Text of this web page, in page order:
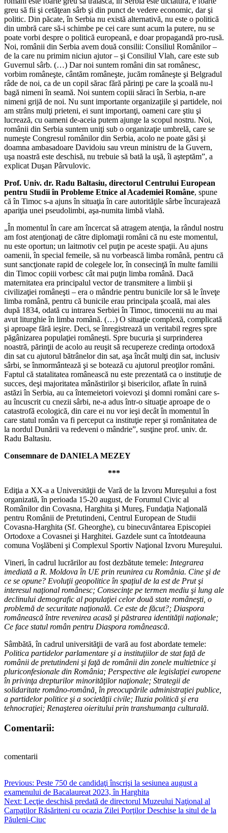
greu să fii şi cetăţean sârb şi din punct de vedere economic, dar şi
politic. Din păcate, în Serbia nu există alternativă, nu este o politică
din umbră care să-i schimbe pe cei care sunt acum la putere, nu se
poate vorbi despre o politică europeană, e doar propagandă pro-rusă.
Noi, românii din Serbia avem două consilii: Consiliul Românilor –
de la care nu primim niciun ajutor – şi Consiliul Vlah, care este sub
Guvernul sârb. (…) Dar noi suntem români din sat românesc,
vorbim româneşte, cântăm româneşte, jucăm româneşte şi Belgradul
râde de noi, ca de un copil sărac fără părinţi pe care la şcoală nu-l
bagă nimeni în seamă. Noi suntem copiii săraci în Serbia, n-are
nimeni grijă de noi. Nu sunt importante organizaţiile şi partidele, noi
am strâns mulţi prieteni, ei sunt importanţi, oameni care ştiu şi
lucrează, cu oameni de-aceia putem ajunge la scopul nostru. Noi,
românii din Serbia suntem uniţi sub o organizaţie umbrelă, care se
numeşte Congresul românilor din Serbia, acolo ne poate găsi şi
doamna ambasadoare Davidoiu sau vreun ministru de la Guvern,
uşa noastră este deschisă, nu trebuie să bată la uşă, îi aşteptăm”, a
explicat Duşan Pârvulovic.
Prof. Univ. dr. Radu Baltasiu, directorul Centrului European
pentru Studii în Probleme Etnice al Academiei Române, spune
că în Timoc s-a ajuns în situaţia în care autorităţile sârbe încurajează
apariţia unei pseudolimbi, aşa-numita limbă vlahă.
„În momentul în care am încercat să atragem atenţia, la rândul nostru
am fost atenţionaţi de către diplomaţii români că nu este momentul,
nu este oportun; un laitmotiv cel puţin pe aceste spaţii. Au ajuns
oamenii, în special femeile, să nu vorbească limba română, pentru că
sunt sancţionate rapid de colegele lor, în consecinţă în multe familii
din Timoc copiii vorbesc cât mai puţin limba română. Dacă
maternitatea era principalul vector de transmitere a limbii şi
civilizaţiei româneşti – era o mândrie pentru bunicile lor să le înveţe
limba română, pentru că bunicile erau principala şcoală, mai ales
după 1834, odată cu intrarea Serbiei în Timoc, timocenii nu au mai
avut liturghie în limba română. (…) O situaţie complexă, complicată
şi aproape fără ieşire. Deci, se înregistrează un veritabil regres spre
păgânizarea populaţiei româneşti. Spre bucuria şi surprinderea
noastră, părinţii de acolo au reuşit să recupereze credinţa ortodoxă
din sat cu ajutorul bătrânelor din sat, aşa încât mulţi din sat, inclusiv
sârbi, se înmormântează şi se botează cu ajutorul preoţilor români.
Faptul că statalitatea românească nu este prezentată ca o instituţie de
succes, deşi majoritatea mânăstirilor şi bisericilor, aflate în ruină
astăzi în Serbia, au ca întemeietori voievozi şi domni români care s-
au încuscrit cu cnezii sârbi, ne-a adus într-o situaţie aproape de o
catastrofă ecologică, din care ei nu vor ieşi decât în momentul în
care statul român va fi perceput ca instituţie reper şi românitatea de
la nordul Dunării va redeveni o mândrie”, susţine prof. univ. dr.
Radu Baltasiu.
Consemnare de DANIELA MEZEY
***
Ediţia a XX-a a Universităţii de Vară de la Izvoru Mureşului a fost
organizată, în perioada 15-20 august, de Forumul Civic al
Românilor din Covasna, Harghita şi Mureş, Fundaţia Naţională
pentru Românii de Pretutindeni, Centrul European de Studii
Covasna-Harghita (Sf. Gheorghe), cu binecuvântarea Episcopiei
Ortodoxe a Covasnei şi Harghitei. Gazdele sunt ca întotdeauna
comuna Voşlăbeni şi Complexul Sportiv Naţional Izvoru Mureşului.
Vineri, în cadrul lucrărilor au fost dezbătute temele: Integrarea
imediată a R. Moldova în UE prin reunirea cu România. Cine şi de
ce se opune? Evoluţii geopolitice în spaţiul de la est de Prut şi
interesul naţional românesc; Consecinţe pe termen mediu şi lung ale
declinului demografic al populaţiei celor două state româneşti, o
problemă de securitate naţională. Ce este de făcut?; Diaspora
românească între revenirea acasă şi păstrarea identităţii naţionale;
Ce face statul român pentru Diaspora românească.
Sâmbătă, în cadrul universităţii de vară au fost abordate temele:
Politica partidelor parlamentare şi a instituţiilor de stat faţă de
românii de pretutindeni şi faţă de românii din zonele multietnice şi
pluriconfesionale din România; Perspective ale legislaţiei europene
în privinţa drepturilor minorităţilor naţionale; Strategii de
solidaritate româno-română, în preocupările administraţiei publice,
a partidelor politice şi a societăţii civile; Iluzia politică şi era
tehnocraţiei; Renaşterea oieritului prin transhumanţa culturală.
Comentarii:
comentarii
Post
navigation
Previous: Peste 750 de candidaţi înscrişi la sesiunea august a
examenului de Bacalaureat 2023, în Harghita
Next: Lecţie deschisă predată de directorul Muzeului Naţional al
Carpaţilor Răsăriteni cu ocazia Zilei Porţilor Deschise la situl de la
Păuleni-Ciuc